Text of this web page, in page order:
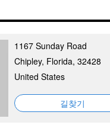
1167 Sunday Road
Chipley, Florida, 32428
United States
길찾기